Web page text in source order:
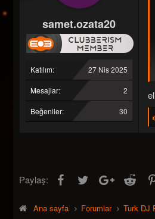
samet.ozata20
Katılım 27 Nis 2025
Mesajlar 2
Beğeniler 30
Paylaş: FacebookTwitterGoogle+
Ana sayfa Forumlar Turk DJ